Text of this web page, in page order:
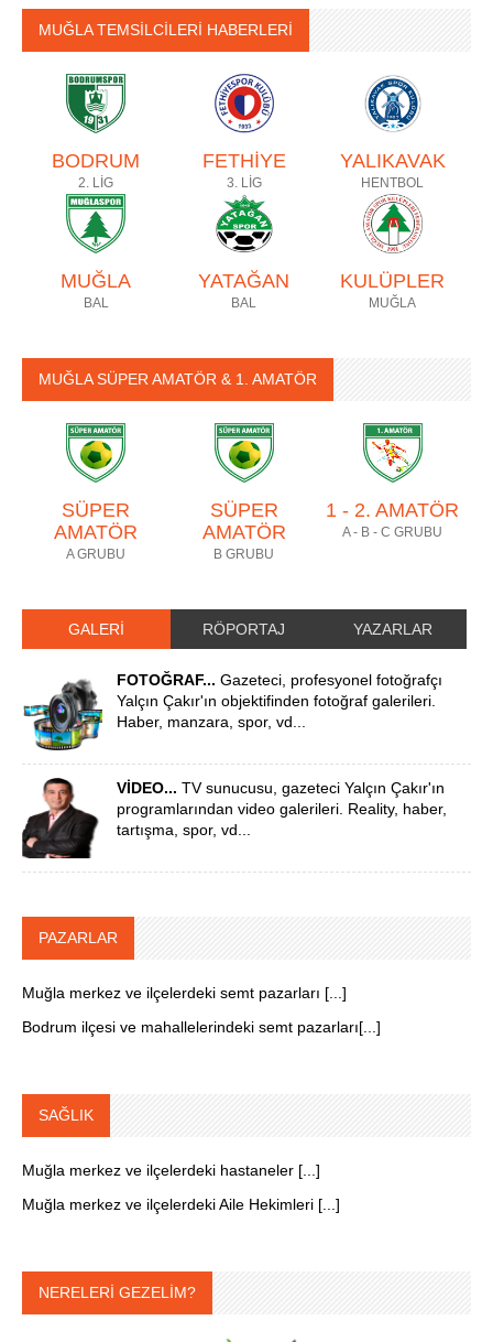
MUĞLA TEMSİLCİLERİ HABERLERİ
BODRUM
2. LİG
FETHİYE
3. LİG
YALIKAVAK
HENTBOL
MUĞLA
BAL
YATAĞAN
BAL
KULÜPLER
MUĞLA
MUĞLA SÜPER AMATÖR & 1. AMATÖR
SÜPER
AMATÖR
A GRUBU
SÜPER
AMATÖR
B GRUBU
1 - 2. AMATÖR
A - B - C GRUBU
GALERİ RÖPORTAJ YAZARLAR
FOTOĞRAF... Gazeteci, profesyonel fotoğrafçı
Yalçın Çakır'ın objektifinden fotoğraf galerileri.
Haber, manzara, spor, vd...
VİDEO... TV sunucusu, gazeteci Yalçın Çakır'ın
programlarından video galerileri. Reality, haber,
tartışma, spor, vd...
PAZARLAR
Muğla merkez ve ilçelerdeki semt pazarları [...]
Bodrum ilçesi ve mahallelerindeki semt pazarları[...]
SAĞLIK
Muğla merkez ve ilçelerdeki hastaneler [...]
Muğla merkez ve ilçelerdeki Aile Hekimleri [...]
NERELERİ GEZELİM?